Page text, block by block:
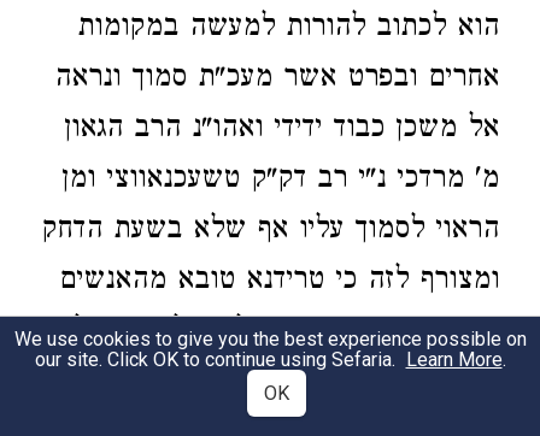
הוא לכתוב להורות למעשה במקומות
אחרים ובפרט אשר מעכ"ת סמוך ונראה
אל משכן כבוד ידידי ואהו"נ הרב הגאון
מ' מרדכי נ"י רב דק"ק טשעכנאווצי ומן
הראוי לסמוך עליו אף שלא בשעת הדחק
ומצורף לזה כי טרידנא טובא מהאנשים
העוטרים אותי מסביב לדון ולהורות ולא
היה לי פנאי לעיין היטב בדברי מעכ"ת
We use cookies to give you the best experience possible on
our site. Click OK to continue using Sefaria. Learn More.
OK